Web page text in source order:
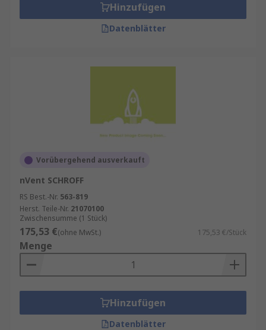
Hinzufügen
Datenblätter
Vorübergehend ausverkauft
nVent SCHROFF
RS Best.-Nr. 563-819
Herst. Teile-Nr. 21070100
Zwischensumme (1 Stück)
175,53 €(ohne MwSt.) 175,53 €/Stück
Menge
Hinzufügen
Datenblätter